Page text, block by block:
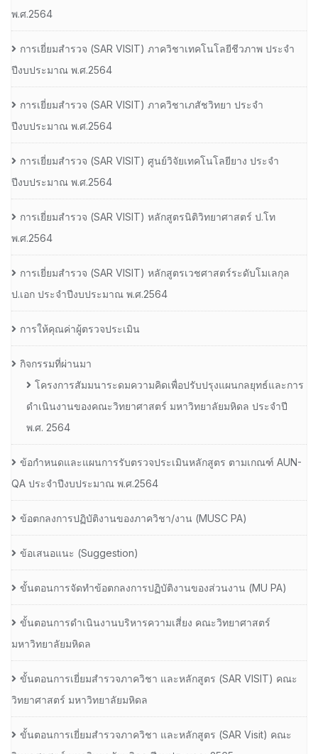
พ.ศ.2564
การเยี่ยมสํารวจ (SAR VISIT) ภาควิชาเทคโนโลยีชีวภาพ ประจํา
ปีงบประมาณ พ.ศ.2564
การเยี่ยมสํารวจ (SAR VISIT) ภาควิชาเภสัชวิทยา ประจํา
ปีงบประมาณ พ.ศ.2564
การเยี่ยมสํารวจ (SAR VISIT) ศูนย์วิจัยเทคโนโลยียาง ประจํา
ปีงบประมาณ พ.ศ.2564
การเยี่ยมสํารวจ (SAR VISIT) หลักสูตรนิติวิทยาศาสตร์ ป.โท
พ.ศ.2564
การเยี่ยมสํารวจ (SAR VISIT) หลักสูตรเวชศาสตร์ระดับโมเลกุล
ป.เอก ประจําปีงบประมาณ พ.ศ.2564
การให้คุณค่าผู้ตรวจประเมิน
กิจกรรมที่ผ่านมา
โครงการสัมมนาระดมความคิดเพื่อปรับปรุงแผนกลยุทธ์และการ
ดำเนินงานของคณะวิทยาศาสตร์ มหาวิทยาลัยมหิดล ประจำปี
พ.ศ. 2564
ข้อกำหนดและแผนการรับตรวจประเมินหลักสูตร ตามเกณฑ์ AUN-
QA ประจำปีงบประมาณ พ.ศ.2564
ข้อตกลงการปฏิบัติงานของภาควิชา/งาน (MUSC PA)
ข้อเสนอแนะ (Suggestion)
ขั้นตอนการจัดทำข้อตกลงการปฏิบัติงานของส่วนงาน (MU PA)
ขั้นตอนการดำเนินงานบริหารความเสี่ยง คณะวิทยาศาสตร์
มหาวิทยาลัยมหิดล
ขั้นตอนการเยี่ยมสำรวจภาควิชา และหลักสูตร (SAR VISIT) คณะ
วิทยาศาสตร์ มหาวิทยาลัยมหิดล
ขั้นตอนการเยี่ยมสำรวจภาควิชา และหลักสูตร (SAR Visit) คณะ